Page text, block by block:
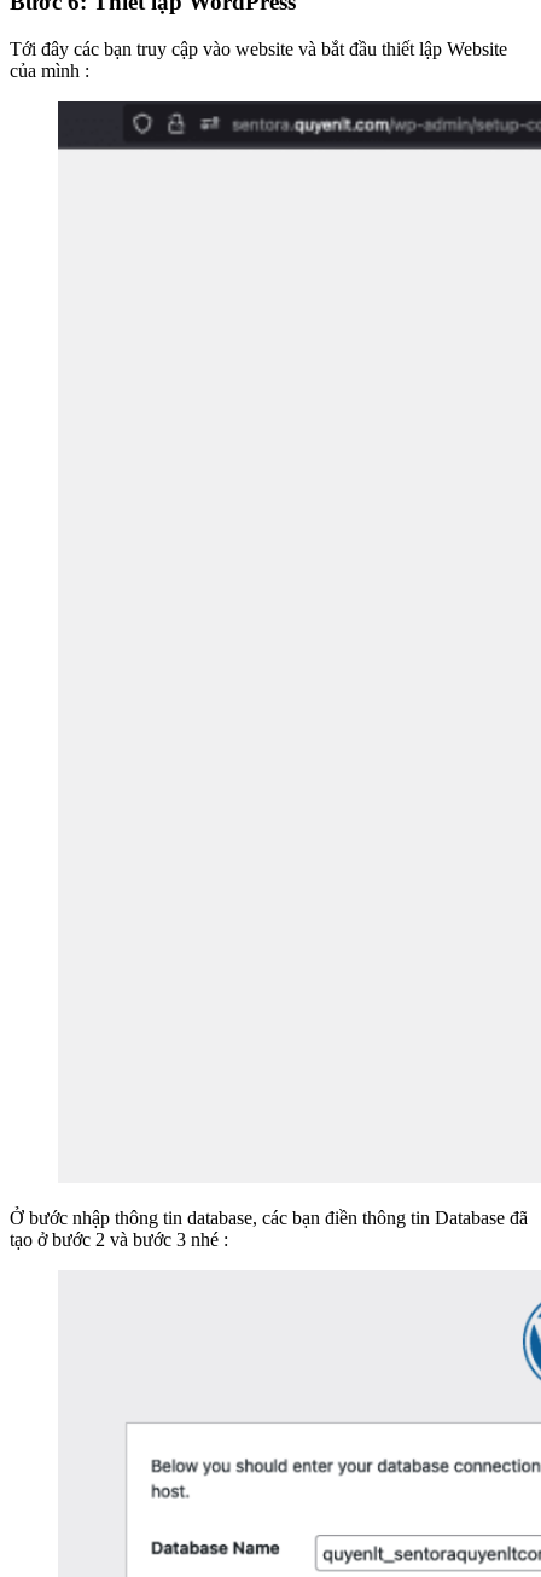
Tới đây các bạn truy cập vào website và bắt đầu thiết lập Website
của mình :
Ở bước nhập thông tin database, các bạn điền thông tin Database đã
tạo ở bước 2 và bước 3 nhé :